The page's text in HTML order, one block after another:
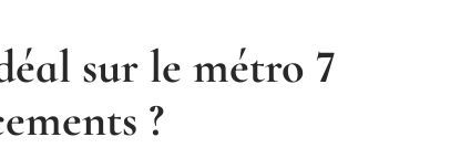
sur le métro 7
?